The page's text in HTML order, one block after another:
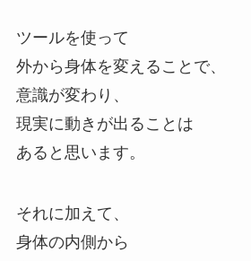
ツールを使って
外から身体を変えることで、
意識が変わり、
現実に動きが出ることは
あると思います。
それに加えて、
身体の内側から